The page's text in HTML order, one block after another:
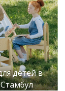
детей в